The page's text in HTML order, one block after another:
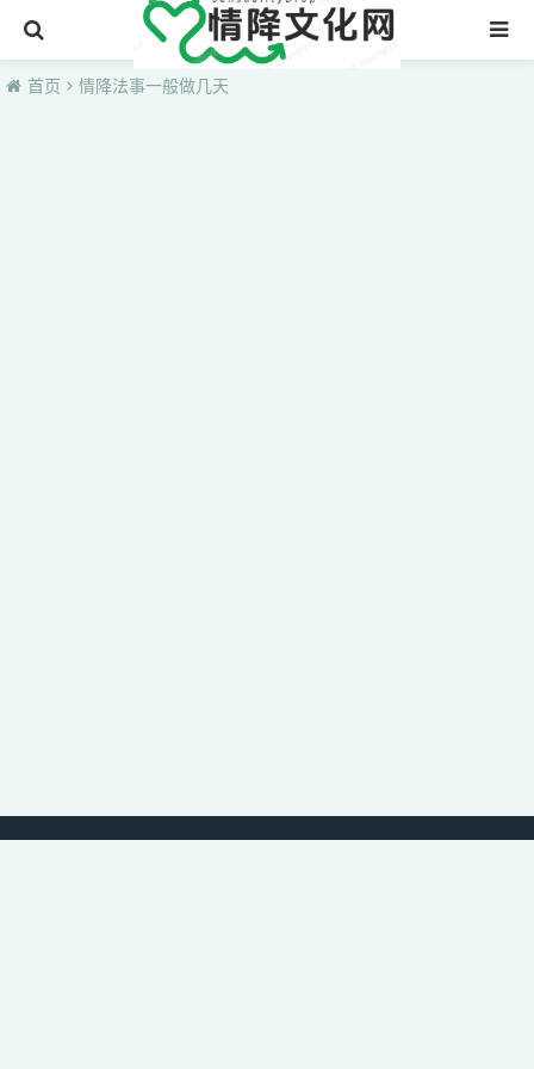
首页
首页 情降法事一般做几天